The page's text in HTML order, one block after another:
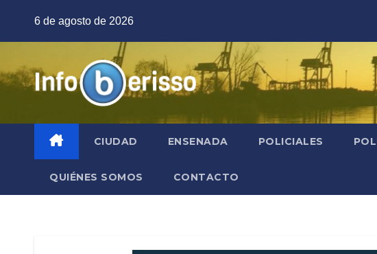
6 de agosto de 2026
CIUDAD ENSENADA POLICIALES
QUIÉNES SOMOS CONTACTO